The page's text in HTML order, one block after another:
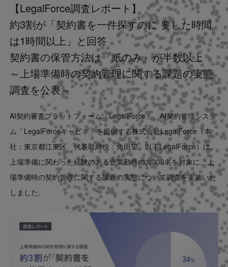
News
Recruit
LegalOn Now
Contact
US website
【LegalForce調査レポート】
約3割が「契約書を一件探すのに 要した時間
は1時間以上」と回答
契約書の保管方法は「紙のみ」が半数以上
～上場準備時の契約管理に関する課題の実態
調査を公表～
AI契約審査プラットフォーム「LegalForce」、AI契約管理システ
ム「LegalForceキャビネ」を提供する株式会社LegalForce（本
社：東京都江東区 代表取締役：角田望、以下LegalForce）は、
上場準備に関わった経験のある企業勤務の方300名を対象に、上
場準備時の契約管理に関する課題の実態について調査を実施いた
しました。